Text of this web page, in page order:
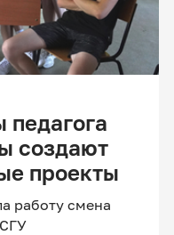
создают
проекты
работу смена